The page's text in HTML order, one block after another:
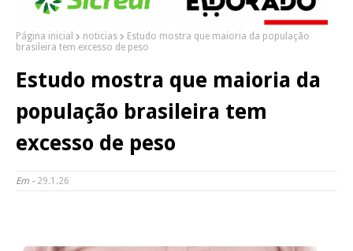
Página inicial noticias
Estudo mostra que maioria da população
brasileira tem excesso de peso
Estudo mostra que maioria da
população brasileira tem
excesso de peso
Em - 29.1.26